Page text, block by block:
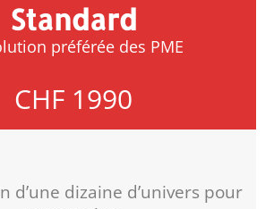
Standard
préférée des PME
CHF 1990
d’une dizaine d’univers pour